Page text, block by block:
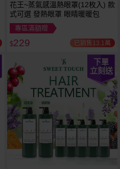
花王~蒸氣感溫熱眼罩(12枚入) 款
式可選 發熱眼罩 眼睛暖暖包
專區滿額贈
$229 已銷售13.1萬
下單
立刻送